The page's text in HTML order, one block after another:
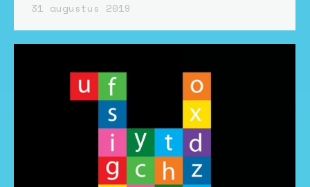
31 augustus 2019